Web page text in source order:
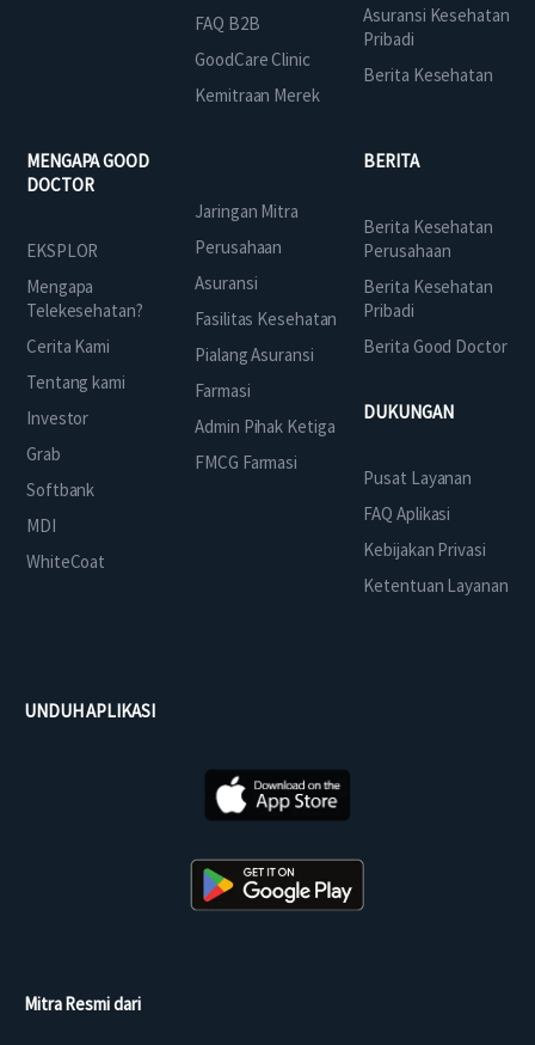
FAQ B2B
GoodCare Clinic
Kemitraan Merek
Asuransi Kesehatan
Pribadi
Berita Kesehatan
MENGAPA GOOD
DOCTOR
EKSPLOR
Mengapa
Telekesehatan?
Cerita Kami
Tentang kami
Investor
Grab
Softbank
MDI
WhiteCoat
Jaringan Mitra
Perusahaan
Asuransi
Fasilitas Kesehatan
Pialang Asuransi
Farmasi
Admin Pihak Ketiga
FMCG Farmasi
BERITA
Berita Kesehatan
Perusahaan
Berita Kesehatan
Pribadi
Berita Good Doctor
DUKUNGAN
Pusat Layanan
FAQ Aplikasi
Kebijakan Privasi
Ketentuan Layanan
UNDUH APLIKASI
Mitra Resmi dari